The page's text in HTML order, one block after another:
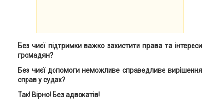
Без чиєї підтримки важко захистити права та інтереси
громадян?
Без чиєї допомоги неможливе справедливе вирішення
справ у судах?
Так! Вірно! Без адвокатів!